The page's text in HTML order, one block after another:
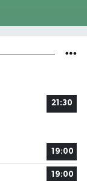
21:30
19:00
19:00